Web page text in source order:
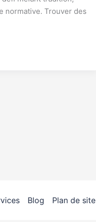
normative. Trouver des
Blog Plan de site